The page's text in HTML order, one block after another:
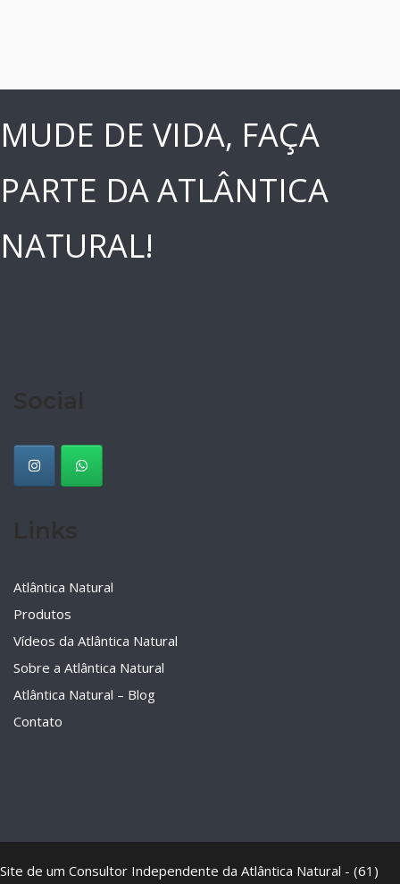
MUDE DE VIDA, FAÇA
PARTE DA ATLÂNTICA
NATURAL!
Atlântica Natural
Produtos
Vídeos da Atlântica Natural
Sobre a Atlântica Natural
Atlântica Natural – Blog
Contato
Site de um Consultor Independente da Atlântica Natural - (61)